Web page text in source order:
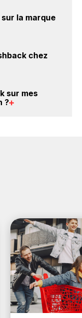
un site
la marque
lorsque
chez
réductions
Blanchon.
sur mes
?